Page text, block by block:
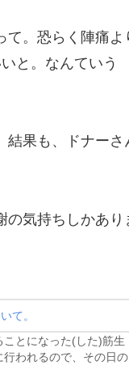
。恐らく陣痛よ
と。なんていう
結果も、ドナーさ
の気持ちしかあり
て。
ことになった(した)筋生
行われるので、その日の